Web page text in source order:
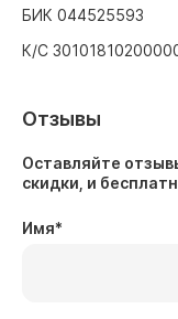
БИК 044525593
К/С
Отзывы
Оставляйте
скидки, и
Имя*